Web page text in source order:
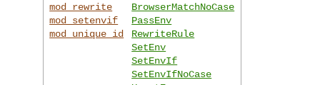
mod_rewrite
mod_setenvif
mod_unique_id
BrowserMatchNoCase
PassEnv
RewriteRule
SetEnv
SetEnvIf
SetEnvIfNoCase